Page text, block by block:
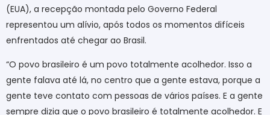
(EUA), a recepção montada pelo Governo Federal
representou um alívio, após todos os momentos difíceis
enfrentados até chegar ao Brasil.
“O povo brasileiro é um povo totalmente acolhedor. Isso a
gente falava até lá, no centro que a gente estava, porque a
gente teve contato com pessoas de vários países. E a gente
sempre dizia que o povo brasileiro é totalmente acolhedor. E